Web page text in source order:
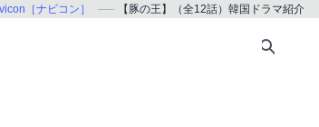
［ナビコン］ 【豚の王】（全12話）韓国ドラマ紹介